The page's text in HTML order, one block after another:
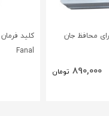
محافظ جان
890,000 تومان
Fanal